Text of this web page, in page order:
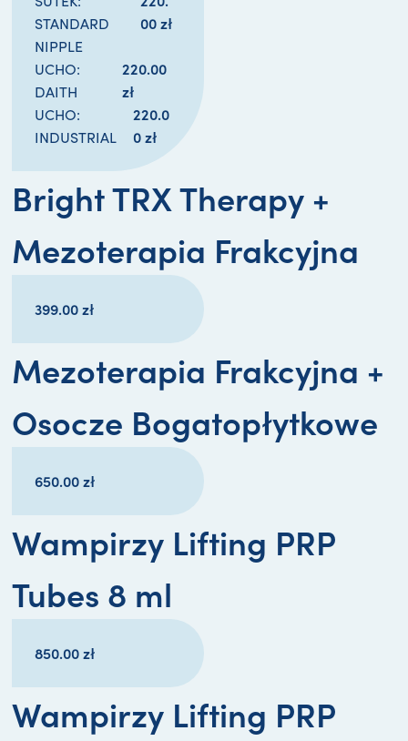
STANDARD
NIPPLE
00 zł
UCHO:
DAITH
220.00
zł
UCHO:
INDUSTRIAL
220.0
0 zł
Bright TRX Therapy +
Mezoterapia Frakcyjna
399.00zł
Mezoterapia Frakcyjna +
Osocze Bogatopłytkowe
650.00zł
Wampirzy Lifting PRP
Tubes 8 ml
850.00zł
Wampirzy Lifting PRP